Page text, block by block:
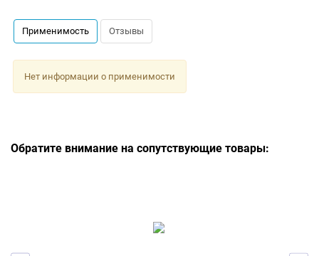
Применимость Отзывы
Нет информации о применимости
Обратите внимание на сопутствующие товары: